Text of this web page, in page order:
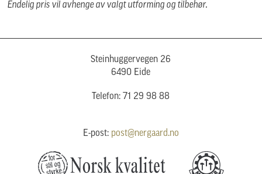
Endelig pris vil avhenge av valgt utforming og tilbehør.
Steinhuggervegen 26
6490 Eide
Telefon: 71 29 98 88
E-post: post@nergaard.no